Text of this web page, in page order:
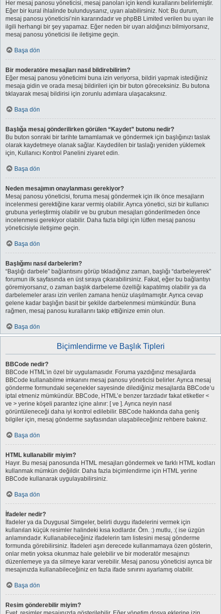
Her mesaj panosu yöneticisi, mesaj panoları için kendi kurallarını belirlemiştir.
Eğer bir kural ihlalinde bulunduysanız, uyarı alabilirsiniz. Not: Bu durum,
mesaj panosu yöneticisi’nin kararındadır ve phpBB Limited verilen bu uyarı ile
ilgili herhangi bir şey yapamaz. Eğer neden bir uyarı aldığınızı bilmiyorsanız,
mesaj panosu yöneticisi ile iletişime geçin.
Başa dön
Bir moderatöre mesajları nasıl bildirebilirim?
Eğer mesaj panosu yöneticimi buna izin veriyorsa, bildiri yapmak istediğiniz
mesaja gidin ve orada mesaj bildirileri için bir buton göreceksiniz. Bu butona
tıklayarak mesaj bildirisi için zorunlu adımlara ulaşacaksınız.
Başa dön
Başlığa mesaj gönderilirken görülen “Kaydet” butonu nedir?
Bu buton sonraki bir tarihte tamamlamak ve göndermek için başlığınızı taslak
olarak kaydetmeye olanak sağlar. Kaydedilen bir taslağı yeniden yüklemek
için, Kullanıcı Kontrol Panelini ziyaret edin.
Başa dön
Neden mesajımın onaylanması gerekiyor?
Mesaj panosu yöneticisi, foruma mesaj göndermek için ilk önce mesajların
incelenmesi gerektiğine karar vermiş olabilir. Ayrıca yönetici, sizi bir kullanıcı
grubuna yerleştirmiş olabilir ve bu grubun mesajları gönderilmeden önce
incelenmesi gerekiyor olabilir. Daha fazla bilgi için lütfen mesaj panosu
yöneticisiyle iletişime geçin.
Başa dön
Başlığımı nasıl darbelerim?
“Başlığı darbele” bağlantısını görüp tıkladığınız zaman, başlığı “darbeleyerek”
forumun ilk sayfasında en üst sıraya çıkarabilirsiniz. Fakat, eğer bu bağlantıyı
göremiyorsanız, o zaman başlık darbeleme özelliği kapatılmış olabilir ya da
darbelemeler arası izin verilen zamana henüz ulaşılmamıştır. Ayrıca cevap
gelene kadar başlığın basit bir şekilde darbelenmesi mümkündür. Buna
rağmen, mesaj panosu kurallarını takip ettiğinize emin olun.
Başa dön
Biçimlendirme ve Başlık Tipleri
BBCode nedir?
BBCode HTML’in özel bir uygulamasıdır. Foruma yazdığınız mesajlarda
BBCode kullanabilme imkanını mesaj panosu yöneticisi belirler. Ayrıca mesaj
gönderme formundaki seçenekler sayesinde dilediğiniz mesajlarda BBCode’u
iptal etmeniz mümkündür. BBCode, HTML’e benzer tarzdadır fakat etiketler <
ve > yerine köşeli parantez içine alınır: [ ve ]. Ayrıca neyin nasıl
görüntüleneceği daha iyi kontrol edilebilir. BBCode hakkında daha geniş
bilgiler için, mesaj gönderme sayfasından ulaşabileceğiniz rehbere bakınız.
Başa dön
HTML kullanabilir miyim?
Hayır. Bu mesaj panosunda HTML mesajları göndermek ve farklı HTML kodları
kullanmak mümkün değildir. Daha fazla biçimlendirme için HTML yerine
BBCode kullanarak uygulayabilirsiniz.
Başa dön
İfadeler nedir?
İfadeler ya da Duygusal Simgeler, belirli duygu ifadelerini vermek için
kullanılan küçük resimler halindeki kısa kodlardır. Örn. :) mutlu, :( ise üzgün
anlamındadır. Kullanabileceğiniz ifadelerin tam listesini mesaj gönderme
formunda görebilirsiniz. İfadeleri aşırı derecede kullanmamaya özen gösterin,
onlar metin yoksa okunmaz hale gelebilir ve bir moderatör mesajınızı
düzenlemeye ya da silmeye karar verebilir. Mesaj panosu yöneticisi ayrıca bir
mesajınızda kullanabileceğiniz en fazla ifade sınırını ayarlamış olabilir.
Başa dön
Resim gönderebilir miyim?